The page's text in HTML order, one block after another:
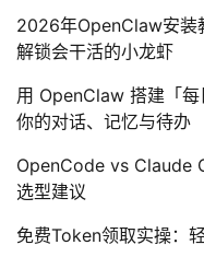
2026年OpenClaw安装
解锁会干活的小龙虾
用 OpenClaw 搭建「
你的对话、记忆与待办
OpenCode vs Claude
选型建议
免费Token领取实操：